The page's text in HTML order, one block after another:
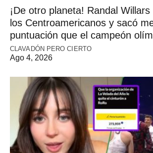
¡De otro planeta! Randal
los Centroamericanos y sacó
puntuación que el campeón
CLAVADÓN PERO CIERTO
Ago 4, 2026